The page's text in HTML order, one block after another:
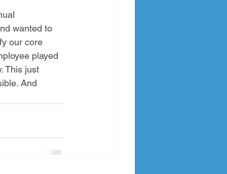
wanted to
our core
played
This just
And